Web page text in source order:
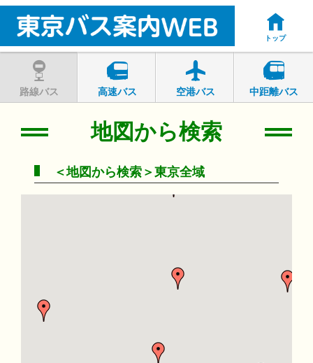
トップ
路線バス 高速バス 空港バス 中距離バス
地図から検索
＜地図から検索＞東京全域